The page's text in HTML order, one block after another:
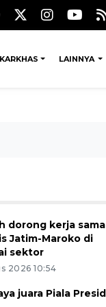
KARKHAS LAINNYA
dorong kerja sama
Jatim-Maroko di
sektor
2026 10:54
juara Piala